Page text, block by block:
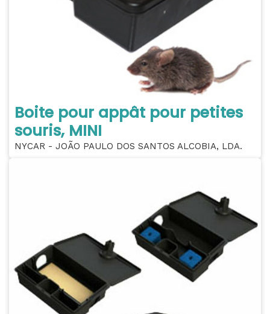
Boite pour appât pour petites
souris, MINI
NYCAR - JOÃO PAULO DOS SANTOS ALCOBIA, LDA.